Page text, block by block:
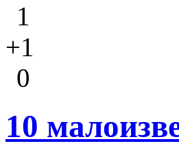
1
+1
0
10